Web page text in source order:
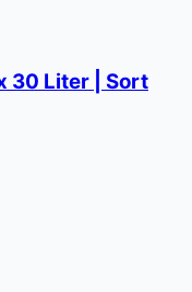
30 Liter | Sort